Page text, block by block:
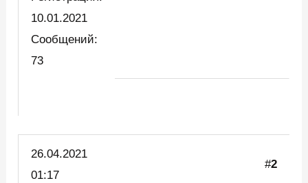
10.01.2021
Сообщений:
73
26.04.2021
01:17
#2